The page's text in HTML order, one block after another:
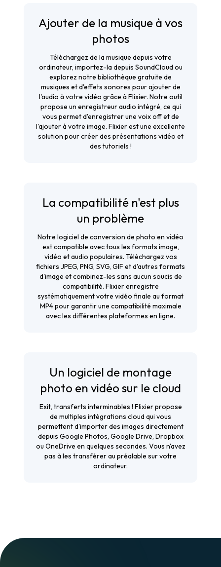
Ajouter de la musique à vos
photos
Téléchargez de la musique depuis votre
ordinateur, importez-la depuis SoundCloud ou
explorez notre bibliothèque gratuite de
musiques et d'effets sonores pour ajouter de
l'audio à votre vidéo grâce à Flixier. Notre outil
propose un enregistreur audio intégré, ce qui
vous permet d'enregistrer une voix off et de
l'ajouter à votre image. Flixier est une excellente
solution pour créer des présentations vidéo et
des tutoriels !
La compatibilité n'est plus
un problème
Notre logiciel de conversion de photo en vidéo
est compatible avec tous les formats image,
vidéo et audio populaires. Téléchargez vos
fichiers JPEG, PNG, SVG, GIF et d'autres formats
d'image et combinez-les sans aucun soucis de
compatibilité. Flixier enregistre
systématiquement votre vidéo finale au format
MP4 pour garantir une compatibilité maximale
avec les différentes plateformes en ligne.
Un logiciel de montage
photo en vidéo sur le cloud
Exit, transferts interminables ! Flixier propose
de multiples intégrations cloud qui vous
permettent d'importer des images directement
depuis Google Photos, Google Drive, Dropbox
ou OneDrive en quelques secondes. Vous n'avez
pas à les transférer au préalable sur votre
ordinateur.